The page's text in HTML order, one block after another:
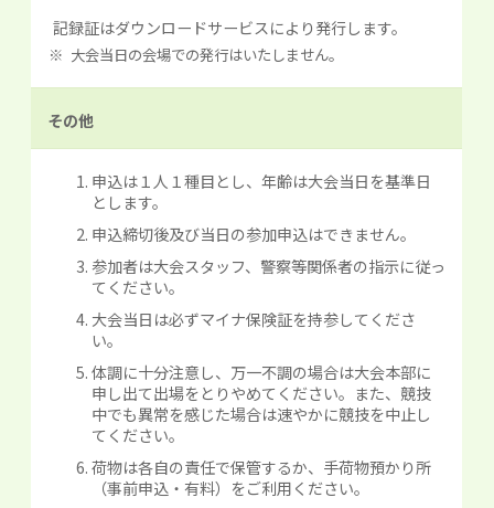
記録証はダウンロードサービスにより発行します。
大会当日の会場での発行はいたしません。
その他
申込は１人１種目とし、年齢は大会当日を基準日
とします。
申込締切後及び当日の参加申込はできません。
参加者は大会スタッフ、警察等関係者の指示に従っ
てください。
大会当日は必ずマイナ保険証を持参してくださ
い。
体調に十分注意し、万一不調の場合は大会本部に
申し出て出場をとりやめてください。また、競技
中でも異常を感じた場合は速やかに競技を中止し
てください。
荷物は各自の責任で保管するか、手荷物預かり所
（事前申込・有料）をご利用ください。